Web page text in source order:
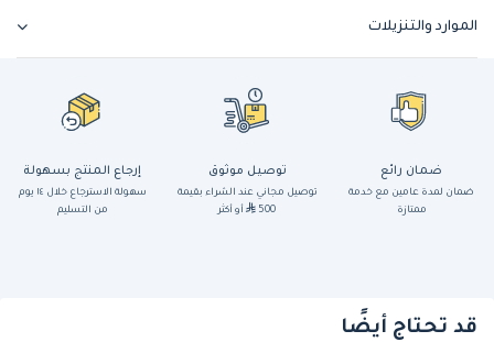
الموارد والتنزيلات
ضمان رائع
ضمان لمدة عامين مع خدمة
ممتازة
توصيل موثوق
توصيل مجاني عند الشراء بقيمة
500
أو أكثر
إرجاع المنتج بسهولة
سهولة الاسترجاع خلال ١٤ يوم
من التسليم
قد تحتاج أيضًا